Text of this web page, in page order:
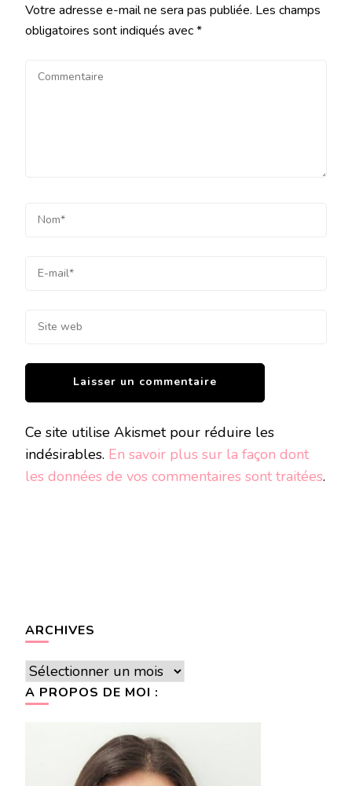
Votre adresse e-mail ne sera pas publiée. Les champs
obligatoires sont indiqués avec*
Ce site utilise Akismet pour réduire les
indésirables. En savoir plus sur la façon dont
les données de vos commentaires sont traitées.
ARCHIVES
Archives
A PROPOS DE MOI :